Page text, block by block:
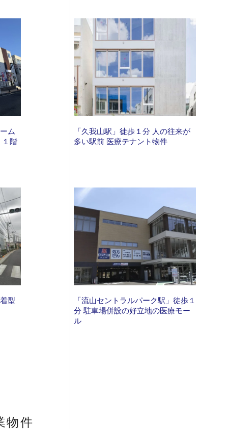
ム
１階
「久我山駅」徒歩１分 人の往来が
多い駅前 医療テナント物件
型
「流山セントラルパーク駅」徒歩１
分 駐車場併設の好立地の医療モー
ル
物件